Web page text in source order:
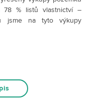
78 % listů vlastnictví –
jsme na tyto výkupy